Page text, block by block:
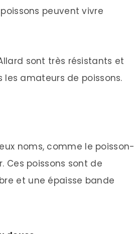
peuvent vivre
sont très résistants et
amateurs de poissons.
noms, comme le poisson-
Ces poissons sont de
et une épaisse bande